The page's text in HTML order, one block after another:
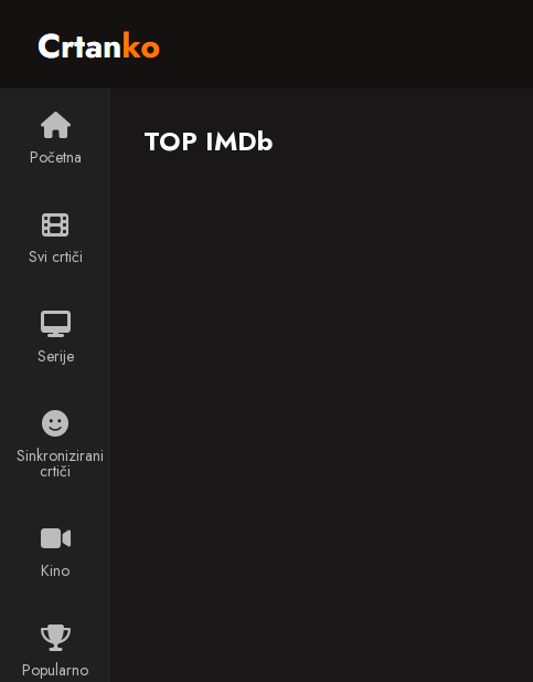
Početna
Svi crtiči
Serije
Sinkronizirani
crtiči
Kino
Popularno
TOP IMDb